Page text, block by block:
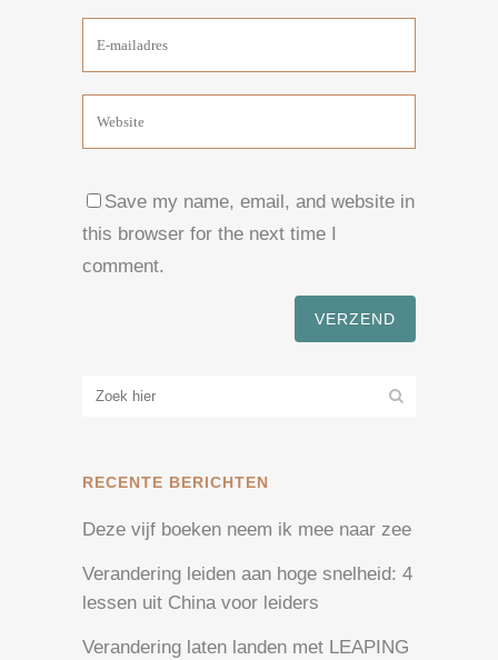
Save my name, email, and website in
this browser for the next time I
comment.
RECENTE BERICHTEN
Deze vijf boeken neem ik mee naar zee
Verandering leiden aan hoge snelheid: 4
lessen uit China voor leiders
Verandering laten landen met LEAPING